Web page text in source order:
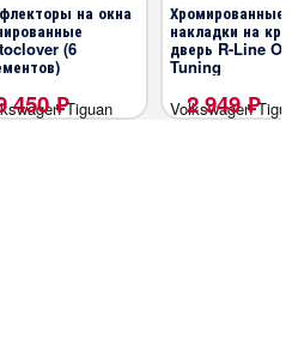
на окна
(6
Tiguan
2020
450 ₽
Хромированные
накладки на
дверь R-Line
Tuning
Volkswagen
2016-2020
2 949 ₽